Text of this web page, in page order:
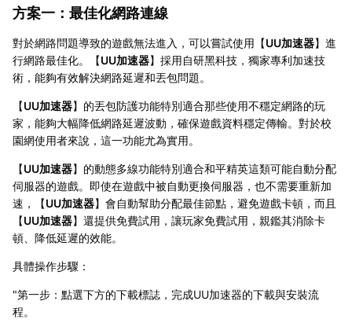
方案一：最佳化網路連線
對於網路問題導致的遊戲無法進入，可以嘗試使用【UU加速器】進
行網路最佳化。【UU加速器】採用自研黑科技，獨家專利加速技
術，能夠有效解決網路延遲和丟包問題。
【UU加速器】的丟包防護功能特別適合那些使用不穩定網路的玩
家，能夠大幅降低網路延遲波動，確保遊戲資料穩定傳輸。對於校
園網使用者來說，這一功能尤為實用。
【UU加速器】的動態多線功能特別適合和平精英這類可能自動分配
伺服器的遊戲。即使在遊戲中被自動更換伺服器，也不需要重新加
速，【UU加速器】會自動幫助分配最佳節點，避免遊戲卡頓，而且
【UU加速器】還提供免費試用，讓玩家免費試用，親鑑其消除卡
頓、降低延遲的效能。
具體操作步驟：
"第一步：點選下方的下載標誌，完成UU加速器的下載與安裝流
程。